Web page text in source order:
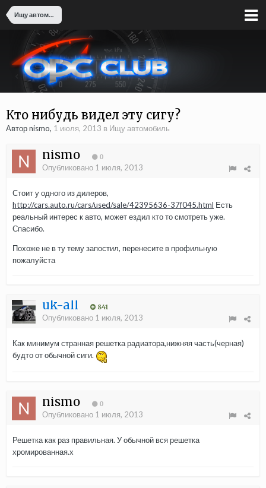
Ищу автомобиль
Кто нибудь видел эту сигу?
Автор nismo, 1 июля, 2013 в Ищу автомобиль
nismo 0
Опубликовано 1 июля, 2013
Стоит у одного из дилеров,
http://cars.auto.ru/cars/used/sale/42395636-37f045.html Есть
реальный интерес к авто, может ездил кто то смотреть уже.
Спасибо.
Похоже не в ту тему запостил, перенесите в профильную
пожалуйста
uk-all 841
Опубликовано 1 июля, 2013
Как минимум странная решетка радиатора,нижняя часть(черная)
будто от обычной сиги.
nismo 0
Опубликовано 1 июля, 2013
Решетка как раз правильная. У обычной вся решетка
хромированная.х